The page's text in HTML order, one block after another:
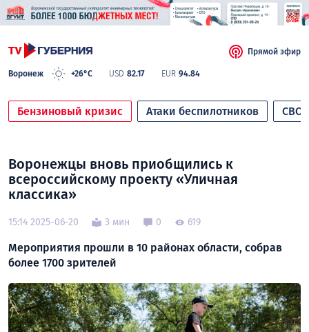
Воронеж +26°C USD 82.17 EUR 94.84
Прямой эфир
Бензиновый кризис Атаки беспилотников СВО
Воронежцы вновь приобщились к
всероссийскому проекту «Уличная
классика»
15:14 2025-06-20 3 мин 0 619
Мероприятия прошли в 10 районах области, собрав
более 1700 зрителей